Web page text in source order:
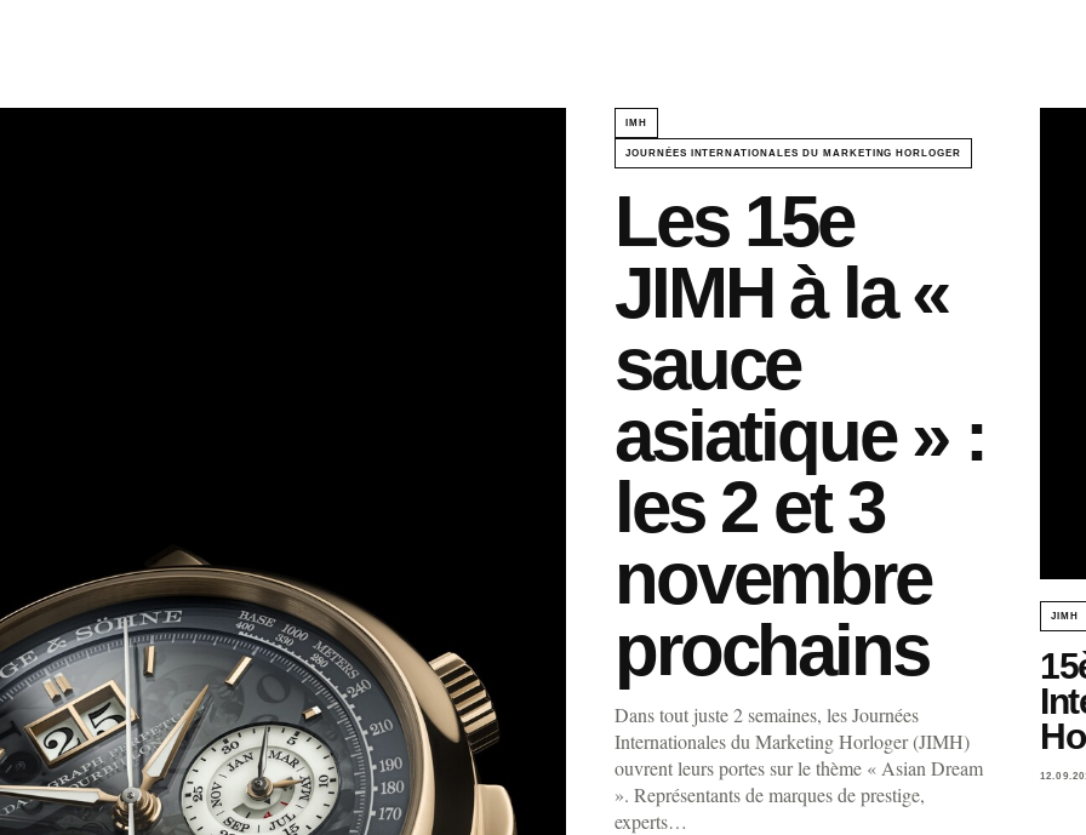
IMH
JOURNÉES INTERNATIONALES DU MARKETING HORLOGER
Les 15e
JIMH à la «
sauce
asiatique » :
les 2 et 3
novembre
prochains
Dans tout juste 2 semaines, les Journées
Internationales du Marketing Horloger (JIMH)
ouvrent leurs portes sur le thème « Asian Dream
». Représentants de marques de prestige,
experts…
JIMH